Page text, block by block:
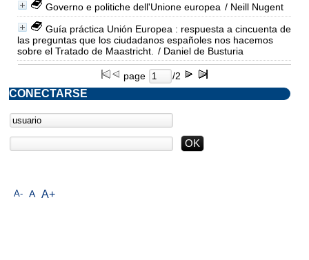
Governo e politiche dell'Unione europea / Neill Nugent
Guía práctica Unión Europea : respuesta a cincuenta de
las preguntas que los ciudadanos españoles nos hacemos
sobre el Tratado de Maastricht.
/ Daniel de Busturia
page /2
A- A A+
CONECTARSE